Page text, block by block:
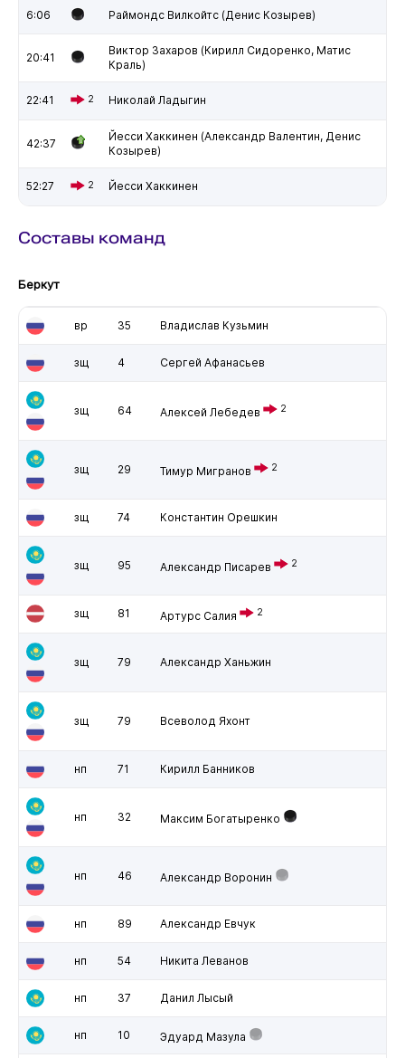
6:06 Раймондс Вилкойтс (Денис Козырев)
20:41
Виктор Захаров (Кирилл Сидоренко, Матис
Краль)
22:41 2 Николай Ладыгин
42:37
Йесси Хаккинен (Александр Валентин, Денис
Козырев)
52:27 2 Йесси Хаккинен
Составы команд
Беркут
вр 35 Владислав Кузьмин
зщ 4 Сергей Афанасьев
зщ 64 Алексей Лебедев 2
зщ 29 Тимур Мигранов 2
зщ 74 Константин Орешкин
зщ 95 Александр Писарев 2
зщ 81 Артурс Салия 2
зщ 79 Александр Ханьжин
зщ 79 Всеволод Яхонт
нп 71 Кирилл Банников
нп 32 Максим Богатыренко
нп 46 Александр Воронин
нп 89 Александр Евчук
нп 54 Никита Леванов
нп 37 Данил Лысый
нп 10 Эдуард Мазула